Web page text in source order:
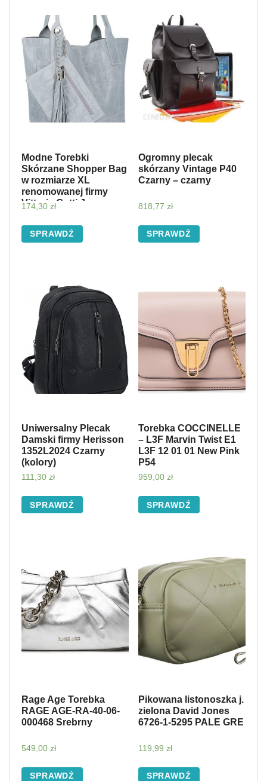
Modne Torebki
Skórzane Shopper Bag
w rozmiarze XL
renomowanej firmy
Vittoria Gotti Jasno
174,30 zł
SPRAWDŹ
Ogromny plecak
skórzany Vintage P40
Czarny – czarny
818,77 zł
SPRAWDŹ
Uniwersalny Plecak
Damski firmy Herisson
1352L2024 Czarny
(kolory)
111,30 zł
SPRAWDŹ
Torebka COCCINELLE
– L3F Marvin Twist E1
L3F 12 01 01 New Pink
P54
959,00 zł
SPRAWDŹ
Rage Age Torebka
RAGE AGE-RA-40-06-
000468 Srebrny
549,00 zł
SPRAWDŹ
Pikowana listonoszka j.
zielona David Jones
6726-1-5295 PALE GRE
119,99 zł
SPRAWDŹ